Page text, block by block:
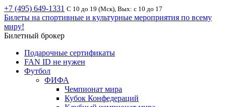
+7 (495) 649-1331 С 10 до 19 (Мск), Вых: с 10 до 17
Билеты на спортивные и культурные мероприятия по всему
миру!
Билетный брокер
Подарочные сертификаты
FAN ID не нужен
Футбол
ФИФА
Чемпионат мира
Кубок Конфедераций